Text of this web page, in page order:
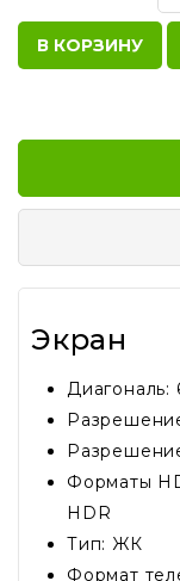
Экран
Диагональ:
Форматы
HDR
Тип: ЖК
Формат